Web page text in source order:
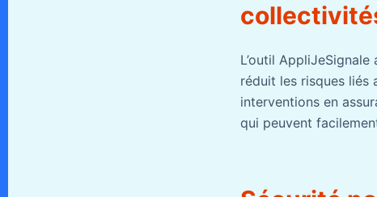
L’outil
réduit les risques liés
interventions en
qui peuvent